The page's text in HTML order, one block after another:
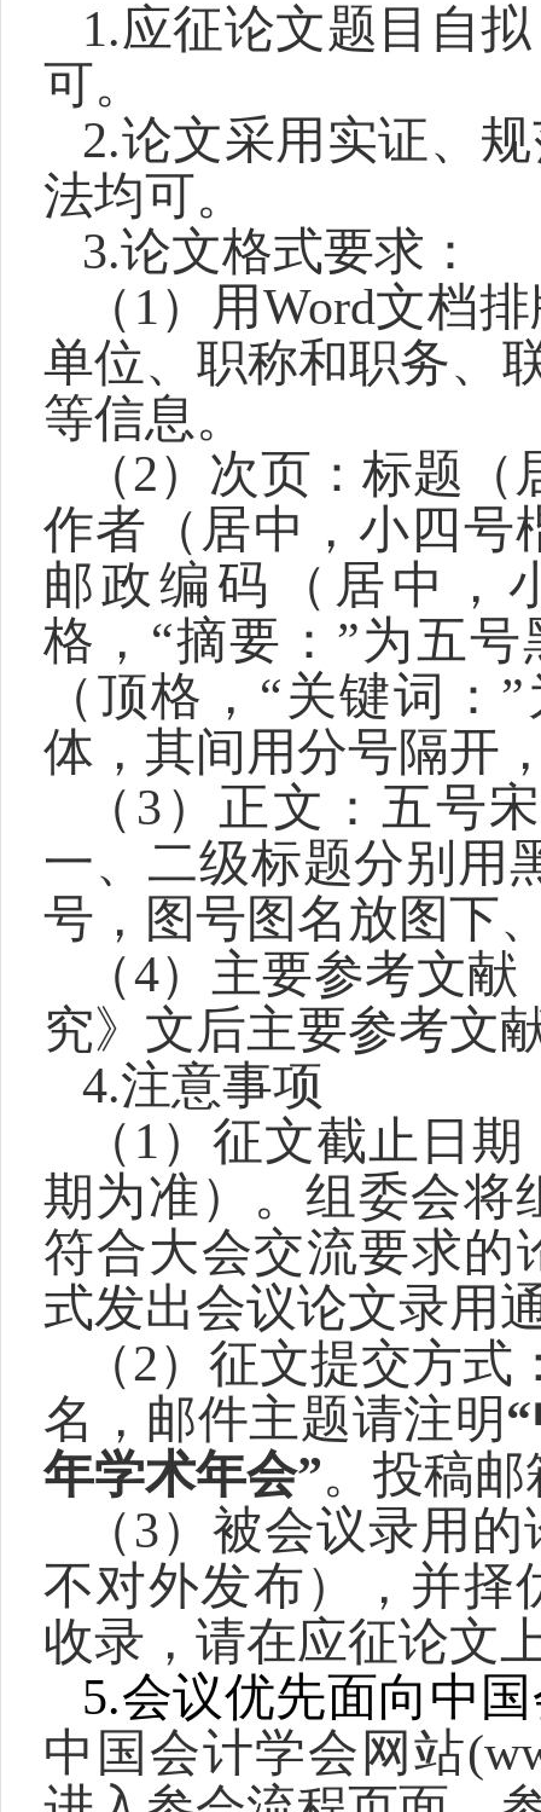
1.应征论文题目自
可。
2.论文采用实证、
法均可。
3.论文格式要求：
（1）用Word文档
单位、职称和职务、
等信息。
（2）次页：标题
作者（居中，小四号
邮政编码（居中，
格，“摘要：”为五
（顶格，“关键词：
体，其间用分号隔开
（3）正文：五号
一、二级标题分别用
号，图号图名放图下
（4）主要参考文
究》文后主要参考文
4.注意事项
（1）征文截止日期
期为准）。组委会将
符合大会交流要求的
式发出会议论文录用
（2）征文提交方式
名，邮件主题请注明
年学术年会”。投稿邮
（3）被会议录用
不对外发布），并择
收录，请在应征论文
5.会议优先面向中
中国会计学会网站